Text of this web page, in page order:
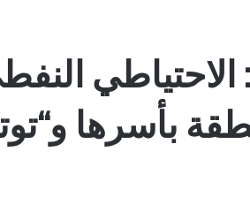
بأسرها